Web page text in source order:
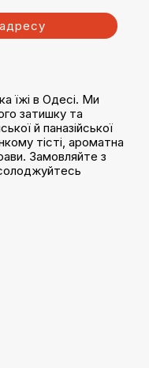
їжі в Одесі. Ми
затишку та
й паназійської
тісті, ароматна
Замовляйте з